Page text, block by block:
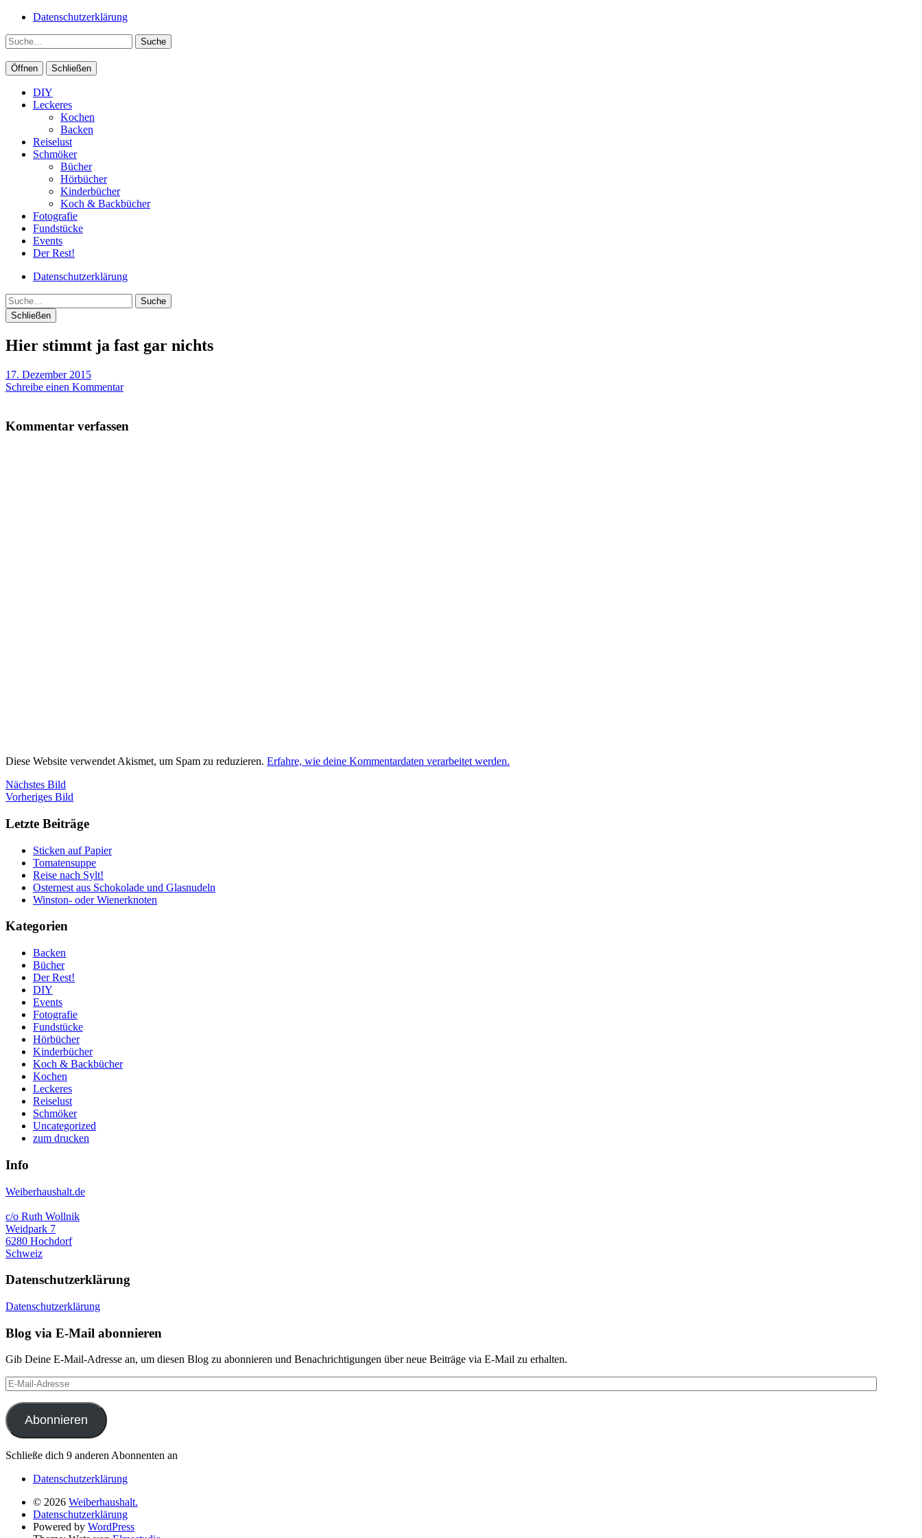
Datenschutzerklärung
Suche
Öffnen Schließen
DIY
Leckeres
Kochen
Backen
Reiselust
Schmöker
Bücher
Hörbücher
Kinderbücher
Koch & Backbücher
Fotografie
Fundstücke
Events
Der Rest!
Datenschutzerklärung
Suche
Schließen
Hier stimmt ja fast gar nichts
17. Dezember 2015
Schreibe einen Kommentar
Kommentar verfassen
Diese Website verwendet Akismet, um Spam zu reduzieren. Erfahre, wie deine Kommentardaten verarbeitet werden.
Nächstes Bild
Vorheriges Bild
Letzte Beiträge
Sticken auf Papier
Tomatensuppe
Reise nach Sylt!
Osternest aus Schokolade und Glasnudeln
Winston- oder Wienerknoten
Kategorien
Backen
Bücher
Der Rest!
DIY
Events
Fotografie
Fundstücke
Hörbücher
Kinderbücher
Koch & Backbücher
Kochen
Leckeres
Reiselust
Schmöker
Uncategorized
zum drucken
Info
Weiberhaushalt.de
c/o Ruth Wollnik
Weidpark 7
6280 Hochdorf
Schweiz
Datenschutzerklärung
Datenschutzerklärung
Blog via E-Mail abonnieren
Gib Deine E-Mail-Adresse an, um diesen Blog zu abonnieren und Benachrichtigungen über neue Beiträge via E-Mail zu erhalten.
E-
Mail-
Adresse
Abonnieren
Schließe dich 9 anderen Abonnenten an
Datenschutzerklärung
© 2026 Weiberhaushalt.
Datenschutzerklärung
Powered by WordPress